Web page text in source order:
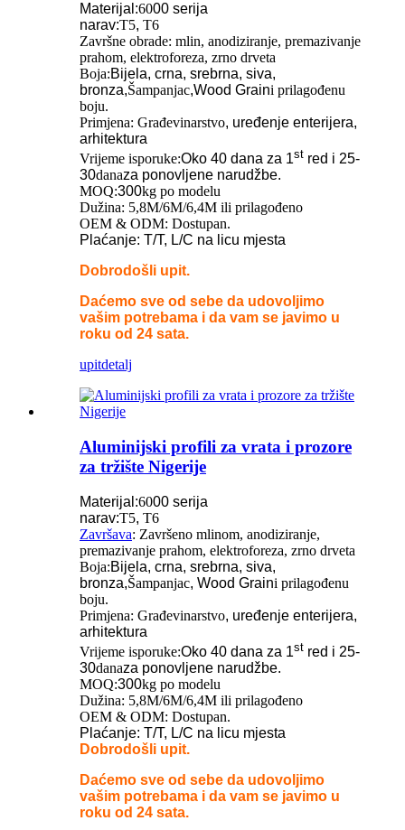
Materijal:6000 serija
narav:T5, T6
Završne obrade: mlin, anodiziranje, premazivanje
prahom, elektroforeza, zrno drveta
Boja:Bijela, crna, srebrna, siva,
bronza,Šampanjac,Wood Graini prilagođenu
boju.
Primjena: Građevinarstvo, uređenje enterijera,
arhitektura
Vrijeme isporuke:Oko 40 dana za 1st red i 25-
30danaza ponovljene narudžbe.
MOQ:300kg po modelu
Dužina: 5,8M/6M/6,4M ili prilagođeno
OEM & ODM: Dostupan.
Plaćanje: T/T, L/C na licu mjesta
Dobrodošli upit.
Daćemo sve od sebe da udovoljimo
vašim potrebama i da vam se javimo u
roku od 24 sata.
upitdetalj
Aluminijski profili za vrata i prozore
za tržište Nigerije
Materijal:6000 serija
narav:T5, T6
Završava: Završeno mlinom, anodiziranje,
premazivanje prahom, elektroforeza, zrno drveta
Boja:Bijela, crna, srebrna, siva,
bronza,Šampanjac, Wood Graini prilagođenu
boju.
Primjena: Građevinarstvo, uređenje enterijera,
arhitektura
Vrijeme isporuke:Oko 40 dana za 1st red i 25-
30danaza ponovljene narudžbe.
MOQ:300kg po modelu
Dužina: 5,8M/6M/6,4M ili prilagođeno
OEM & ODM: Dostupan.
Plaćanje: T/T, L/C na licu mjesta
Dobrodošli upit.
Daćemo sve od sebe da udovoljimo
vašim potrebama i da vam se javimo u
roku od 24 sata.